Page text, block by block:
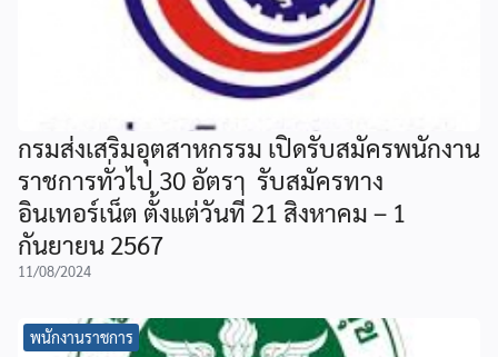
กรมส่งเสริมอุตสาหกรรม เปิดรับสมัครพนักงาน
ราชการทั่วไป 30 อัตรา รับสมัครทาง
อินเทอร์เน็ต ตั้งแต่วันที่ 21 สิงหาคม – 1
กันยายน 2567
11/08/2024
พนักงานราชการ